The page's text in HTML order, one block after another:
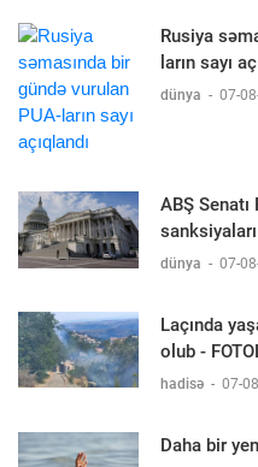
Rusiya
ların sayı
dünya - 07-
ABŞ
dünya - 07-
Laçında
olub -
hadisə - 07-
Daha bir